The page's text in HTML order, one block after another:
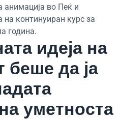
анимација во Пеќ и
континуиран курс за
година.
идеја на
беше да ја
уметноста